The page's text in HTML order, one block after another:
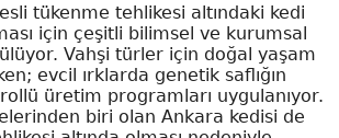
tükenme tehlikesi altındaki kedi
için çeşitli bilimsel ve kurumsal
Vahşi türler için doğal yaşam
evcil ırklarda genetik saflığın
üretim programları uygulanıyor.
biri olan Ankara kedisi de